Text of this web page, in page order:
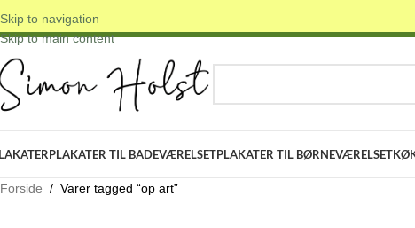
Skip to navigation
Skip to main content
ORIGINALE DESIGNS ✓ 3-5
PLAKATER TIL BADEVÆRELSETPLAKATER TIL BØRNEVÆRELSET
Forside / Varer tagged “op art”